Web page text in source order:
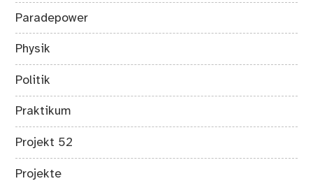
Paradepower
Physik
Politik
Praktikum
Projekt 52
Projekte